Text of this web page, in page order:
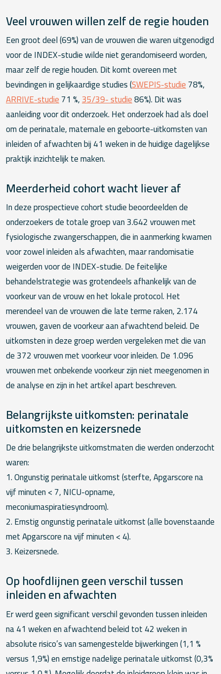
Veel vrouwen willen zelf de regie houden
Een groot deel (69%) van de vrouwen die waren uitgenodigd
voor de INDEX-studie wilde niet gerandomiseerd worden,
maar zelf de regie houden. Dit komt overeen met
bevindingen in gelijkaardige studies (SWEPIS-studie78%,
ARRIVE-studie71 %,35/39- studie86%). Dit was
aanleiding voor dit onderzoek. Het onderzoek had als doel
om de perinatale, maternale en geboorte-uitkomsten van
inleiden of afwachten bij 41 weken in de huidige dagelijkse
praktijk inzichtelijk te maken.
Meerderheid cohort wacht liever af
In deze prospectieve cohort studie beoordeelden de
onderzoekers de totale groep van 3.642 vrouwen met
fysiologische zwangerschappen, die in aanmerking kwamen
voor zowel inleiden als afwachten, maar randomisatie
weigerden voor de INDEX-studie. De feitelijke
behandelstrategie was grotendeels afhankelijk van de
voorkeur van de vrouw en het lokale protocol. Het
merendeel van de vrouwen die late terme raken, 2.174
vrouwen, gaven de voorkeur aan afwachtend beleid. De
uitkomsten in deze groep werden vergeleken met die van
de 372 vrouwen met voorkeur voor inleiden. De 1.096
vrouwen met onbekende voorkeur zijn niet meegenomen in
de analyse en zijn in het artikel apart beschreven.
Belangrijkste uitkomsten: perinatale
uitkomsten en keizersnede
De drie belangrijkste uitkomstmaten die werden onderzocht
waren:
1. Ongunstig perinatale uitkomst (sterfte, Apgarscore na
vijf minuten < 7, NICU-opname,
meconiumaspiratiesyndroom).
2. Ernstig ongunstig perinatale uitkomst (alle bovenstaande
met Apgarscore na vijf minuten < 4).
3. Keizersnede.
Op hoofdlijnen geen verschil tussen
inleiden en afwachten
Er werd geen significant verschil gevonden tussen inleiden
na 41 weken en afwachtend beleid tot 42 weken in
absolute risico’s van samengestelde bijwerkingen (1,1 %
versus 1,9%) en ernstige nadelige perinatale uitkomst (0,3%